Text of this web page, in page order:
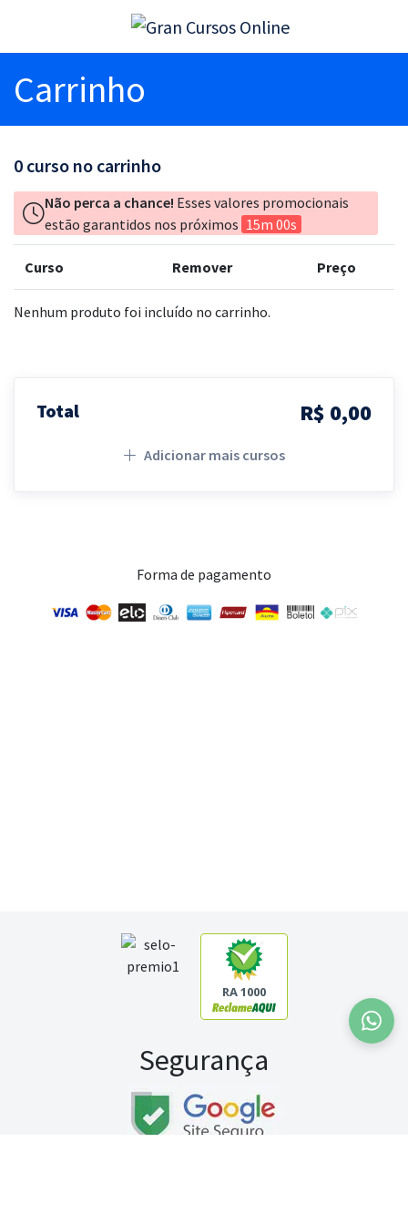
Carrinho
0 curso no carrinho
Não perca a chance! Esses valores promocionais
estão garantidos nos próximos 15m 00s
Curso Remover Preço
Nenhum produto foi incluído no carrinho.
Total R$ 0,00
Adicionar mais cursos
Forma de pagamento
RA 1000
Segurança